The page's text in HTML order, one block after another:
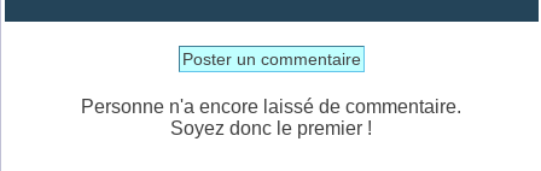
Poster un commentaire
Personne n'a encore laissé de commentaire.
Soyez donc le premier !